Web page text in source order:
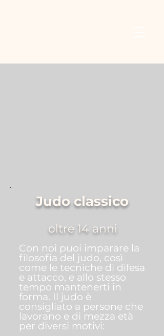
Judo classico
oltre 14 anni
Con noi puoi imparare la
filosofia del judo, così
come le tecniche di difesa
e attacco, e allo stesso
tempo mantenerti in
forma. Il judo è
consigliato a persone che
lavorano e di mezza età
per diversi motivi: